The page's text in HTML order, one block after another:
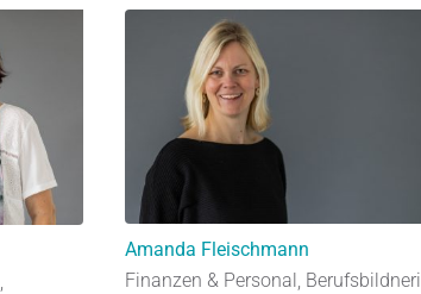
Amanda Fleischmann
Finanzen & Personal,